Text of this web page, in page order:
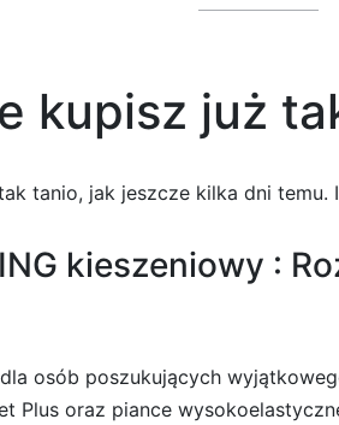
kupisz już
tanio, jak jeszcze kilka dni temu.
kieszeniowy :
osób poszukujących
oraz piance